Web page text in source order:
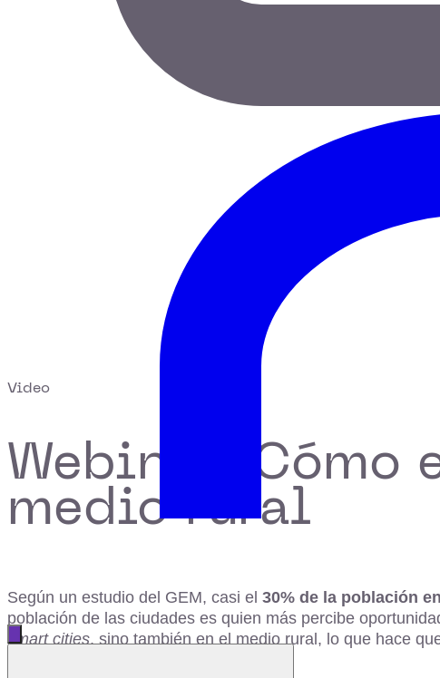
Abrir menú principal
Video
Webinar: Cómo
medio rural
Según un estudio del GEM, casi el 30% de la población
población de las ciudades es quien más percibe
smart cities, sino también en el medio rural, lo que hace